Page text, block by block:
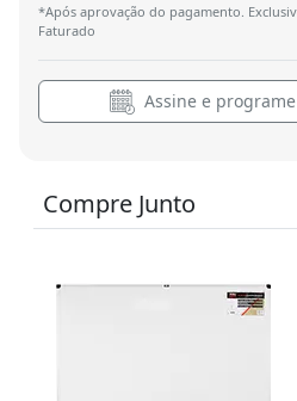
*Após aprovação do pagamento.
Faturado
Assine e
Compre Junto